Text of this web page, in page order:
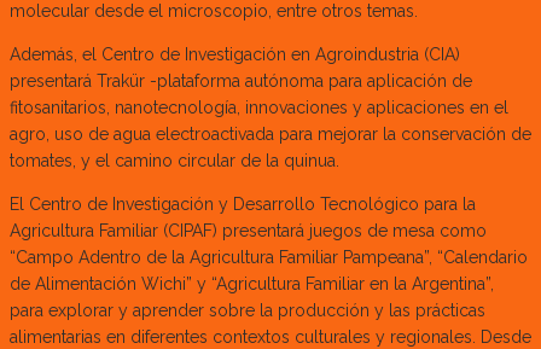
molecular desde el microscopio, entre otros temas.
Además, el Centro de Investigación en Agroindustria (CIA)
presentará Trakür -plataforma autónoma para aplicación de
fitosanitarios, nanotecnología, innovaciones y aplicaciones en el
agro, uso de agua electroactivada para mejorar la conservación de
tomates, y el camino circular de la quinua.
El Centro de Investigación y Desarrollo Tecnológico para la
Agricultura Familiar (CIPAF) presentará juegos de mesa como
“Campo Adentro de la Agricultura Familiar Pampeana”, “Calendario
de Alimentación Wichi” y “Agricultura Familiar en la Argentina”,
para explorar y aprender sobre la producción y las prácticas
alimentarias en diferentes contextos culturales y regionales. Desde